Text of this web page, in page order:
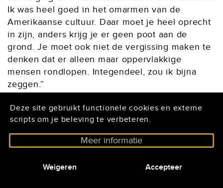
Deze site gebruikt functionele cookies en externe
scripts om je beleving te verbeteren.
Meer informatie
Weigeren Accepteer
Ik was heel goed in het omarmen van de
Amerikaanse cultuur. Daar moet je heel oprecht
in zijn, anders krijg je er geen poot aan de
grond. Je moet ook niet de vergissing maken te
denken dat er alleen maar oppervlakkige
mensen rondlopen. Integendeel, zou ik bijna
zeggen.”
Hoe zie je de toekomst?
“Ik zou best wel weer een grotere film kunnen
maken, dan heb je het over een budget van
twee-en-een-half miljoen of meer, en dat kost je
zoveel films heb ik qua tijd niet meer in me. Op